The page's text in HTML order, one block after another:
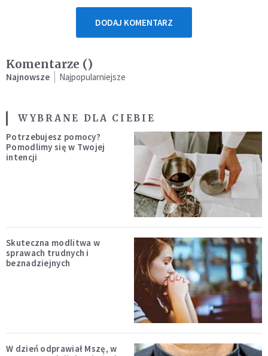
DODAJ KOMENTARZ
Komentarze ()
Najnowsze Najpopularniejsze
WYBRANE DLA CIEBIE
Potrzebujesz pomocy?
Pomodlimy się w Twojej
intencji
Skuteczna modlitwa w
sprawach trudnych i
beznadziejnych
W dzień odprawiał Mszę, w